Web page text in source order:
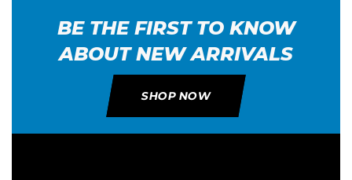
BE THE FIRST TO KNOW
ABOUT NEW ARRIVALS
SHOP NOW